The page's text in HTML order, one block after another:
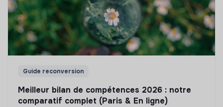
Guide reconversion
Meilleur bilan de compétences 2026 : notre
comparatif complet (Paris & En ligne)